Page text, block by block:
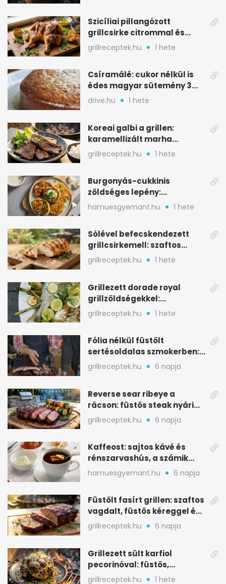
Szicíliai pillangózott
grillcsirke citrommal és
oregánóval
grillreceptek.hu 1 hete
Csíramálé: cukor nélkül is
édes magyar sütemény 3
alapanyagból
drive.hu 1 hete
Koreai galbi a grillen:
karamellizált marha
rövidborda gyorsan
grillreceptek.hu 1 hete
Burgonyás-cukkinis
zöldséges lepény:
aranybarna, szaftos, hús
nélkül is
hamuesgyemant.hu 1 hete
Sólével befecskendezett
grillcsirkemell: szaftos
marad, nem szárad ki
grillreceptek.hu 1 hete
Grillezett dorade royal
grillzöldségekkel:
mediterrán ízek a rostélyról
grillreceptek.hu 1 hete
Fólia nélkül füstölt
sertésoldalas szmokerben:
ropogós bark, 6 óra
grillreceptek.hu 6 napja
Reverse sear ribeye a
rácson: füstös steak nyári
tökkebabbal
grillreceptek.hu 6 napja
Kaffeost: sajtos kávé és
rénszarvashús, a számik
melegítő itala
hamuesgyemant.hu 6 napja
Füstölt fasírt grillen: szaftos
vagdalt, füstös kéreggel és
BBQ mázzal
grillreceptek.hu 6 napja
Grillezett sült karfiol
pecorinóval: füstös,
karamellizált nyári kedvenc
grillreceptek.hu 1 hete